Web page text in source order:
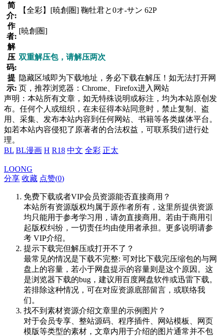
简
介:
【全彩】[暁創圏] 鞠牡君と0オ-サン 62P
作
者:
[暁創圏]
解
压
码:
双重解压包，请解压两次
提
示:
隐藏区域即为下载地址，务必下载在解压！如无法打开网
页，推荐浏览器：Chrome、Firefox进入网站
声明：本站所有文章，如无特殊说明或标注，均为本站原创发
布。任何个人或组织，在未征得本站同意时，禁止复制、盗
用、采集、发布本站内容到任何网站、书籍等各类媒体平台。
如若本站内容侵犯了原著者的合法权益，可联系我们进行处
理。
BL BL漫画 H R18 中文 全彩 正太
LOONG
分享 收藏 点赞(0)
免费下载或者VIP会员资源能否直接商用？
本站所有资源版权均属于原作者所有，这里所提供资源
均只能用于参考学习用，请勿直接商用。若由于商用引
起版权纠纷，一切责任均由使用者承担。更多说明请参
考 VIP介绍。
提示下载完但解压或打开不了？
最常见的情况是下载不完整: 可对比下载完压缩包的与网
盘上的容量，若小于网盘提示的容量则是这个原因。这
是浏览器下载的bug，建议用百度网盘软件或迅雷下载。
若排除这种情况，可在对应资源底部留言，或联络我
们。
找不到素材资源介绍文章里的示例图片？
对于会员专享、整站源码、程序插件、网站模板、网页
模版等类型的素材，文章内用于介绍的图片通常并不包